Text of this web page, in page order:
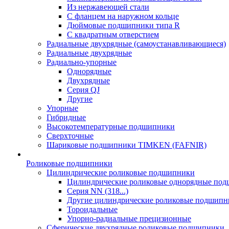
Из нержавеющей стали
С фланцем на наружном кольце
Дюймовые подшипники типа R
С квадратным отверстием
Радиальные двухрядные (самоустанавливающиеся)
Радиальные двухрядные
Радиально-упорные
Однорядные
Двухрядные
Серия QJ
Другие
Упорные
Гибридные
Высокотемпературные подшипники
Сверхточные
Шариковые подшипники TIMKEN (FAFNIR)
Роликовые подшипники
Цилиндрические роликовые подшипники
Цилиндрические роликовые однорядные
Серия NN (318...)
Другие цилиндрические роликовые
Тороидальные
Упорно-радиальные прецизионные